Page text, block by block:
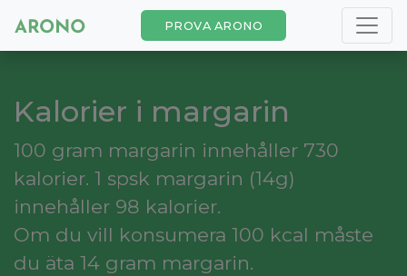
PROVA ARONO
Kalorier i margarin
100 gram margarin innehåller 730
kalorier. 1 spsk margarin (14g)
innehåller 98 kalorier.
Om du vill konsumera 100 kcal måste
du äta 14 gram margarin.